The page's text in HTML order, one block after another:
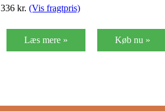
336 kr. (Vis fragtpris)
Læs mere » Køb nu »